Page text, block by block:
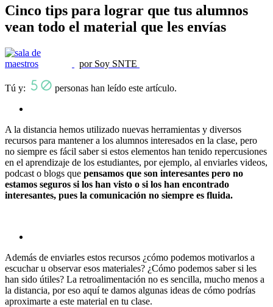
Cinco tips para lograr que tus alumnos
vean todo el material que les envías
por Soy SNTE
Tú y: personas han leído este artículo.
A la distancia hemos utilizado nuevas herramientas y diversos
recursos para mantener a los alumnos interesados en la clase, pero
no siempre es fácil saber si estos elementos han tenido repercusiones
en el aprendizaje de los estudiantes, por ejemplo, al enviarles videos,
podcast o blogs que pensamos que son interesantes pero no
estamos seguros si los han visto o si los han encontrado
interesantes, pues la comunicación no siempre es fluida.
Además de enviarles estos recursos ¿cómo podemos motivarlos a
escuchar u observar esos materiales? ¿Cómo podemos saber si les
han sido útiles? La retroalimentación no es sencilla, mucho menos a
la distancia, por eso aquí te damos algunas ideas de cómo podrías
aproximarte a este material en tu clase.